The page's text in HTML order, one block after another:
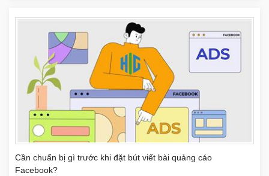
Cần chuẩn bị gì trước khi đặt bút viết bài quảng cáo
Facebook?